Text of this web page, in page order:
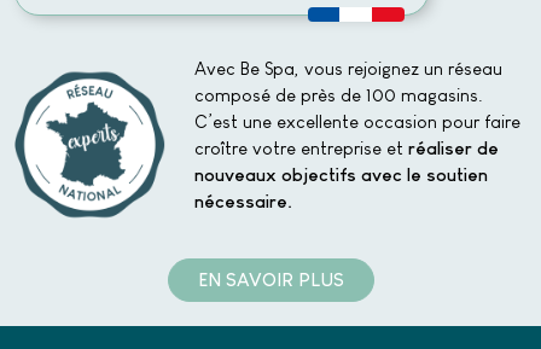
Avec Be Spa, vous rejoignez un réseau
composé de près de 100 magasins.
C’est une excellente occasion pour faire
croître votre entreprise etréaliser de
nouveaux objectifs avec le soutien
nécessaire.
EN SAVOIR PLUS